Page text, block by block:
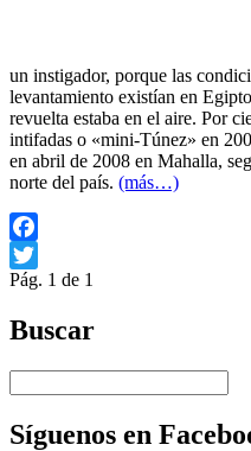
un instigador, porque las
levantamiento existían en
revuelta estaba en el aire. Por
intifadas o «mini-Túnez» en
en abril de 2008 en Mahalla,
norte del país. (más…)
Facebook
Twitter
Pág. 1 de 1
Buscar
Síguenos en